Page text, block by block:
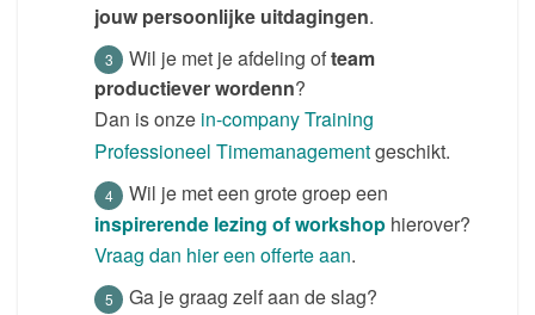
jouw persoonlijke uitdagingen.
Wil je met je afdeling ofteam
productiever wordenn?
Dan is onze in-company Training
Professioneel Timemanagementgeschikt.
Wil je met een grote groep een
inspirerende lezing of workshop hierover?
Vraag dan hier een offerte aan.
Ga je graag zelf aan de slag?